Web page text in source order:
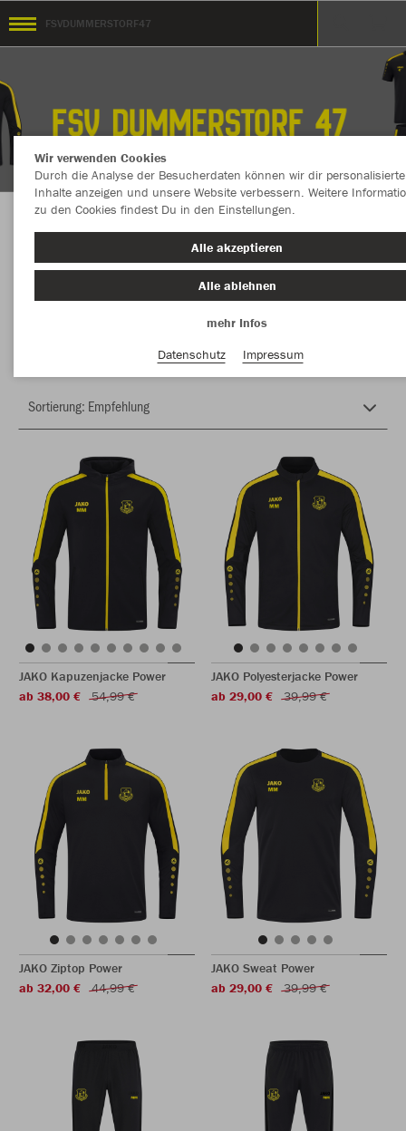
FSVDUMMERSTORF47
Herzlich Willkommen im Teamshop
FSVDUMMERSTORF47
JAKO Kapuzenjacke Power
ab 38,00 €
54,99 €
JAKO Polyesterjacke Power
ab 29,00 €
39,99 €
JAKO Ziptop Power
ab 32,00 €
44,99 €
JAKO Sweat Power
ab 29,00 €
39,99 €
Wir verwenden Cookies
Durch die Analyse der Besucherdaten können wir dir personalisierte
Inhalte anzeigen und unsere Website verbessern. Weitere
zu den Cookies findest Du in den Einstellungen.
Alle akzeptieren
Alle ablehnen
mehr Infos
Datenschutz
Impressum